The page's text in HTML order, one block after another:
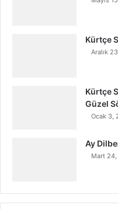
Kürtçe
Aralık
Kürtçe
Güzel
Ocak 3,
Ay
Mart